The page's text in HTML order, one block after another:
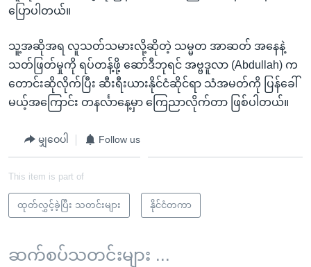
ပြောပါတယ်။
သူ့အဆိုအရ လူသတ်သမားလို့ဆိုတဲ့ သမ္မတ အာဆတ် အနေနဲ့
သတ်ဖြတ်မှုကို ရပ်တန့်ဖို့ ဆော်ဒီဘုရင် အဗ္ဗဒူလာ (Abdullah) က
တောင်းဆိုလိုက်ပြီး ဆီးရီးယားနိုင်ငံဆိုင်ရာ သံအမတ်ကို ပြန်ခေါ်
မယ့်အကြောင်း တနင်္လာနေ့မှာ ကြေညာလိုက်တာ ဖြစ်ပါတယ်။
မျှဝေပါ Follow us
This item is part of
ထုတ်လွှင့်ခဲ့ပြီး သတင်းများ နိုင်ငံတကာ
ဆက်စပ်သတင်းများ ...